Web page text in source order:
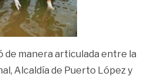
de manera articulada entre la
Alcaldía de Puerto López y